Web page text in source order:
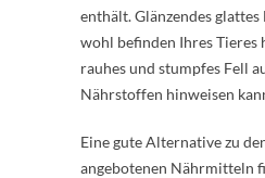
enthält. Glänzendes
wohl befinden Ihres Tieres
rauhes und stumpfes Fell
Nährstoffen hinweisen
Eine gute Alternative zu
angebotenen Nährmitteln